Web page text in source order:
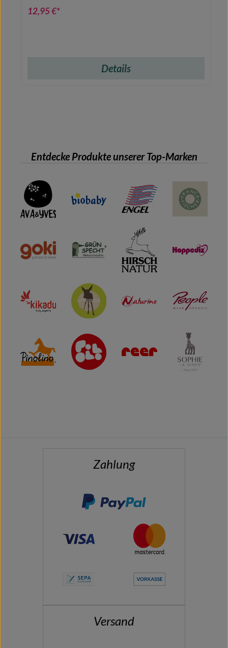
12,95 €*
Details
Entdecke Produkte unserer Top-Marken
Zahlung
Versand